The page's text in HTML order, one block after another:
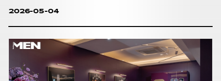
2026-05-04